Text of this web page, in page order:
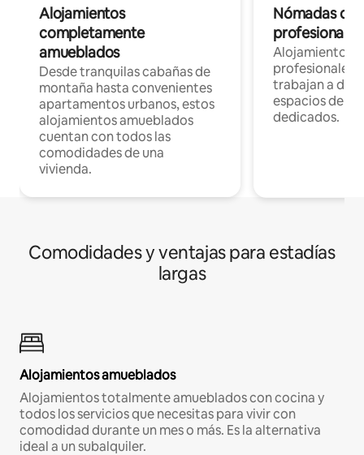
Alojamientos
completamente
amueblados
Desde tranquilas cabañas de
montaña hasta convenientes
apartamentos urbanos, estos
alojamientos amueblados
cuentan con todos las
comodidades de una
vivienda.
Nómadas
Alojamientos
profesionales
trabajan a
espacios de
dedicados.
Comodidades y ventajas para estadías
largas
Alojamientos amueblados
Alojamientos totalmente amueblados con cocina y
todos los servicios que necesitas para vivir con
comodidad durante un mes o más. Es la alternativa
ideal a un subalquiler.